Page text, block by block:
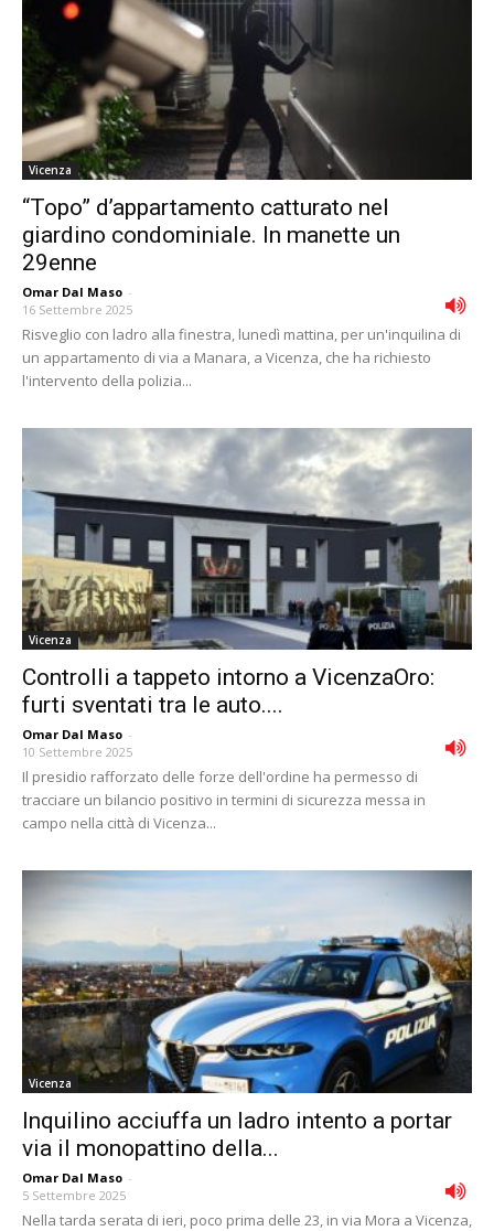
Vicenza
“Topo” d’appartamento catturato nel
giardino condominiale. In manette un
29enne
Omar Dal Maso -
16 Settembre 2025
Risveglio con ladro alla finestra, lunedì mattina, per un'inquilina di
un appartamento di via a Manara, a Vicenza, che ha richiesto
l'intervento della polizia...
Vicenza
Controlli a tappeto intorno a VicenzaOro:
furti sventati tra le auto....
Omar Dal Maso -
10 Settembre 2025
Il presidio rafforzato delle forze dell'ordine ha permesso di
tracciare un bilancio positivo in termini di sicurezza messa in
campo nella città di Vicenza...
Vicenza
Inquilino acciuffa un ladro intento a portar
via il monopattino della...
Omar Dal Maso -
5 Settembre 2025
Nella tarda serata di ieri, poco prima delle 23, in via Mora a Vicenza,